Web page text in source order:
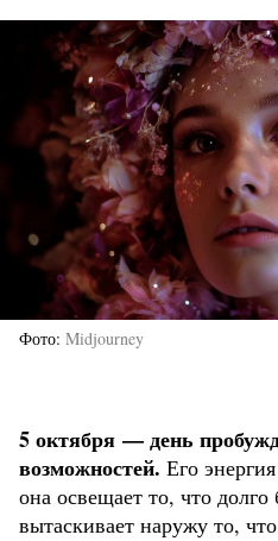
Фото Midjourney
5 октября — день
возможностей. Его
она освещает то, что
вытаскивает наружу то,